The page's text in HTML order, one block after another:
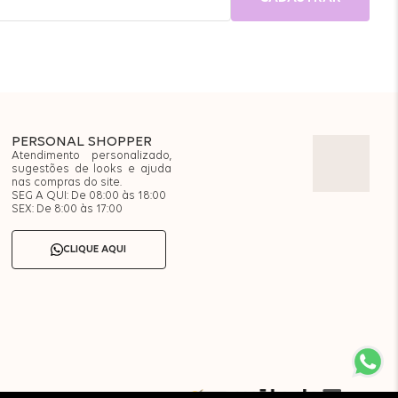
PERSONAL SHOPPER
Atendimento personalizado,
sugestões de looks e ajuda
nas compras do site.
SEG A QUI: De 08:00 às 18:00
SEX: De 8:00 às 17:00
CLIQUE AQUI